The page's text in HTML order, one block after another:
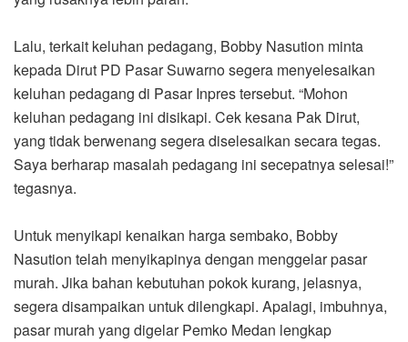
Lalu, terkait keluhan pedagang, Bobby Nasution minta
kepada Dirut PD Pasar Suwarno segera menyelesaikan
keluhan pedagang di Pasar Inpres tersebut. “Mohon
keluhan pedagang ini disikapi. Cek kesana Pak Dirut,
yang tidak berwenang segera diselesaikan secara tegas.
Saya berharap masalah pedagang ini secepatnya selesai!”
tegasnya.
Untuk menyikapi kenaikan harga sembako, Bobby
Nasution telah menyikapinya dengan menggelar pasar
murah. Jika bahan kebutuhan pokok kurang, jelasnya,
segera disampaikan untuk dilengkapi. Apalagi, imbuhnya,
pasar murah yang digelar Pemko Medan lengkap